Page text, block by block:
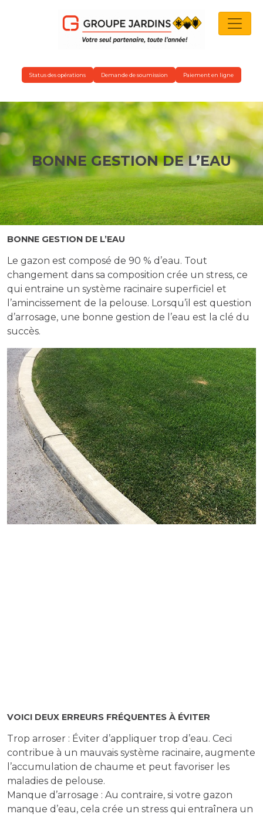
Status des opérations Demande de soumission Paiement en ligne
BONNE GESTION DE L’EAU
BONNE GESTION DE L’EAU
Le gazon est composé de 90 % d’eau. Tout
changement dans sa composition crée un stress, ce
qui entraine un système racinaire superficiel et
l’amincissement de la pelouse. Lorsqu’il est question
d’arrosage, une bonne gestion de l’eau est la clé du
succès.
VOICI DEUX ERREURS FRÉQUENTES À ÉVITER
Trop arroser : Éviter d’appliquer trop d’eau. Ceci
contribue à un mauvais système racinaire, augmente
l’accumulation de chaume et peut favoriser les
maladies de pelouse.
Manque d’arrosage : Au contraire, si votre gazon
manque d’eau, cela crée un stress qui entraînera un